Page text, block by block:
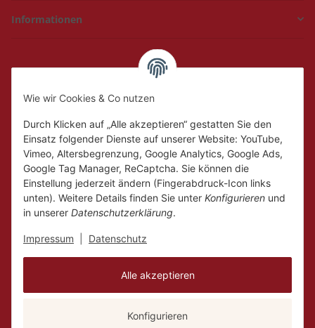
Alle akzeptieren
Konfigurieren
Wie wir Cookies & Co nutzen
Durch Klicken auf „Alle akzeptieren“ gestatten Sie den
Einsatz folgender Dienste auf unserer Website: YouTube,
Vimeo, Altersbegrenzung, Google Analytics, Google Ads,
Google Tag Manager, ReCaptcha. Sie können die
Einstellung jederzeit ändern (Fingerabdruck-Icon links
unten). Weitere Details finden Sie unter Konfigurieren und
in unserer Datenschutzerklärung.
Impressum Datenschutz
Informationen
Hückelhoven und
Di. - Fr.
10:00 - 18:00
10:00 - 14:00